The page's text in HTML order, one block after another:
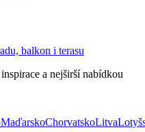
balkon i terasu
a nejširší nabídkou
MaďarskoChorvatskoLitva